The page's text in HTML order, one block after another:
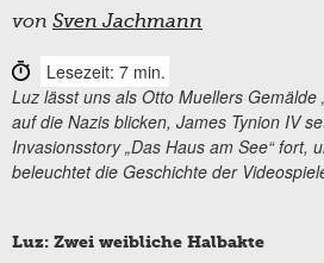
von Sven Jachmann
Lesezeit: 7 min.
Luz lässt uns als Otto Muellers Gemälde
auf die Nazis blicken, James Tynion IV
Invasionsstory „Das Haus am See“ fort,
beleuchtet die Geschichte der
Luz: Zwei weibliche Halbakte